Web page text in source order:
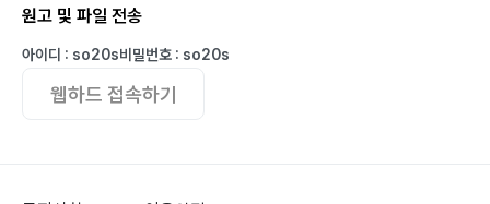
원고 및 파일 전송
아이디 : so20s비밀번호 : so20s
웹하드 접속하기